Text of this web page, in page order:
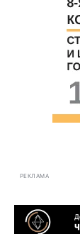
РЕКЛАМА